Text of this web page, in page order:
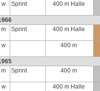
w
Sprint 400 m Halle
m
Sprint 400 m Halle
w 400 m
m
Sprint 400 m
w 400 m Halle